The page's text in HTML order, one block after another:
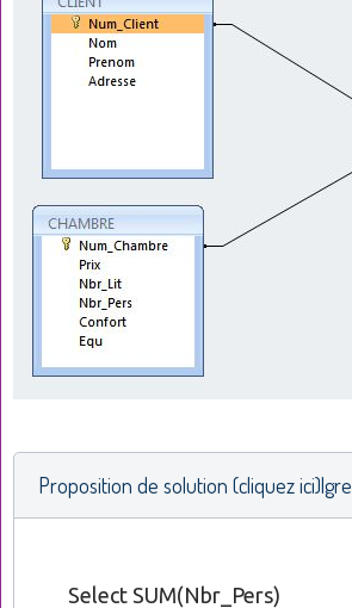
Proposition de solution (cliquez
Select SUM(Nbr_Pers)